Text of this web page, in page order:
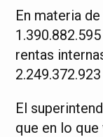
En materia
rentas
El
que en lo que